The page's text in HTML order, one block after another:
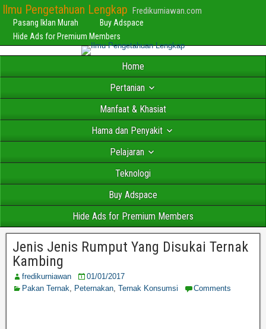
Ilmu Pengetahuan Lengkap Fredikurniawan.com
Pasang Iklan Murah
Buy Adspace
Hide Ads for Premium Members
Home
Pertanian
Manfaat & Khasiat
Hama dan Penyakit
Pelajaran
Teknologi
Buy Adspace
Hide Ads for Premium Members
Jenis Jenis Rumput Yang Disukai Ternak
Kambing
fredikurniawan
01/01/2017
Pakan Ternak, Peternakan, Ternak Konsumsi Comments